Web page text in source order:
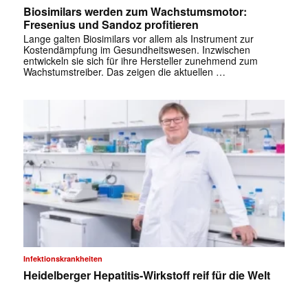
Biosimilars werden zum Wachstumsmotor:
Fresenius und Sandoz profitieren
Lange galten Biosimilars vor allem als Instrument zur
Kostendämpfung im Gesundheitswesen. Inzwischen
entwickeln sie sich für ihre Hersteller zunehmend zum
Wachstumstreiber. Das zeigen die aktuellen …
Infektionskrankheiten
Heidelberger Hepatitis-Wirkstoff reif für die Welt